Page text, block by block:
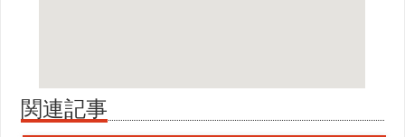
関連記事